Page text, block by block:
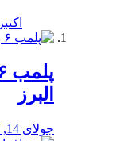
اکتبر 22, 2019
البرز
جولای 14, 2020